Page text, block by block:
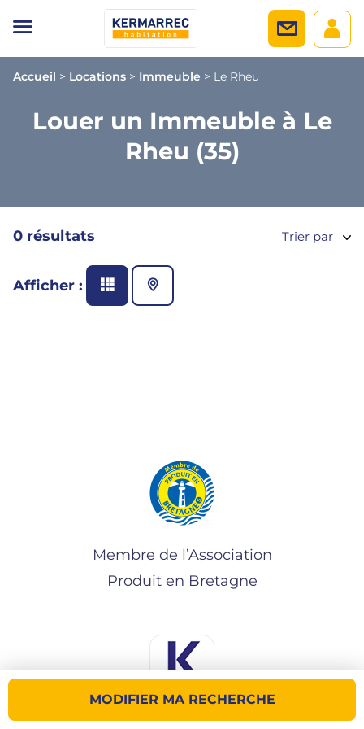
Accueil > Locations > Immeuble > Le Rheu
Louer un Immeuble à Le
Rheu (35)
MODIFIER MA RECHERCHE
0 résultats Trier par
Afficher :
Membre de l’Association
Produit en Bretagne